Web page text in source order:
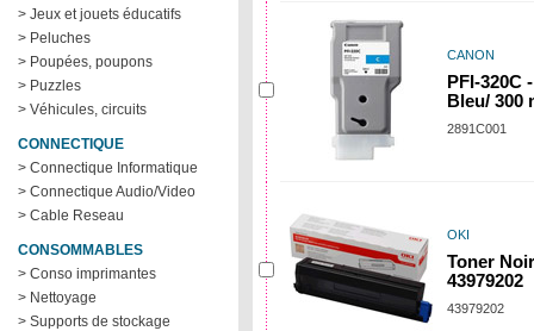
> Jeux et jouets éducatifs
> Peluches
> Poupées, poupons
> Puzzles
> Véhicules, circuits
CONNECTIQUE
> Connectique Informatique
> Connectique Audio/Video
> Cable Reseau
CONSOMMABLES
> Conso imprimantes
> Nettoyage
> Supports de stockage
CANON
PFI-320C -
Bleu/ 300
2891C001
OKI
Toner
43979202
43979202